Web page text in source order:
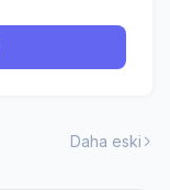
Daha eski